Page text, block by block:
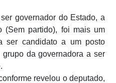
governador do Estado, a
(Sem partido), foi mais um
ser candidato a um posto
da governadora a ser
revelou o deputado,